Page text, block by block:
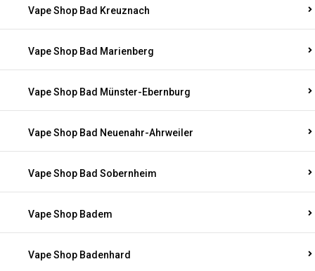
Vape Shop Bad Kreuznach
Vape Shop Bad Marienberg
Vape Shop Bad Münster-Ebernburg
Vape Shop Bad Neuenahr-Ahrweiler
Vape Shop Bad Sobernheim
Vape Shop Badem
Vape Shop Badenhard